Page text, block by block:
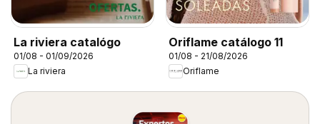
La riviera catalógo
01/08 - 01/09/2026
La riviera
Oriflame catálogo 11
01/08 - 21/08/2026
Oriflame